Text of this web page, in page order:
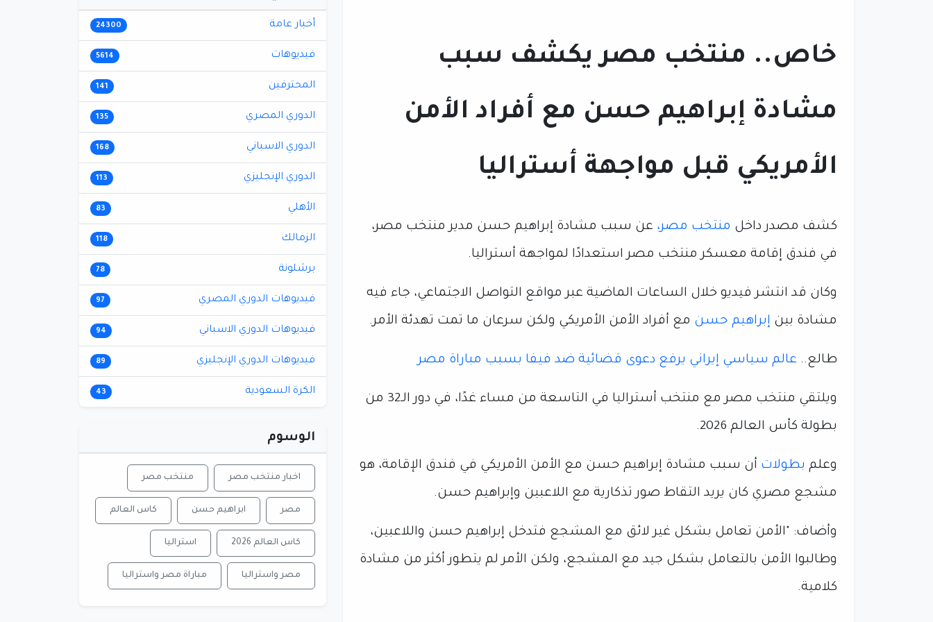
خاص.. منتخب مصر يكشف سبب
مشادة إبراهيم حسن مع أفراد الأمن
الأمريكي قبل مواجهة أستراليا
كشف مصدر داخل منتخب مصر، عن سبب مشادة إبراهيم حسن مدير منتخب مصر،
في فندق إقامة معسكر منتخب مصر استعدادًا لمواجهة أستراليا.
وكان قد انتشر فيديو خلال الساعات الماضية عبر مواقع التواصل الاجتماعي، جاء فيه
مشادة بين إبراهيم حسن مع أفراد الأمن الأمريكي ولكن سرعان ما تمت تهدئة الأمر.
طالع.. عالم سياسي إيراني يرفع دعوى قضائية ضد فيفا بسبب مباراة مصر
ويلتقي منتخب مصر مع منتخب أستراليا في التاسعة من مساء غدًا، في دور الـ32 من
بطولة كأس العالم 2026.
وعلم بطولات أن سبب مشادة إبراهيم حسن مع الأمن الأمريكي في فندق الإقامة، هو
مشجع مصري كان يريد التقاط صور تذكارية مع اللاعبين وإبراهيم حسن.
وأضاف: "الأمن تعامل بشكل غير لائق مع المشجع فتدخل إبراهيم حسن واللاعبين،
وطالبوا الأمن بالتعامل بشكل جيد مع المشجع، ولكن الأمر لم يتطور أكثر من مشادة
كلامية.
أخبار عامة 24300
فيديوهات 5614
المحترفين 141
الدوري المصري 135
الدوري الاسباني 168
الدوري الإنجليزي 113
الأهلي 83
الزمالك 118
برشلونة 78
فيديوهات الدوري المصري 97
فيديوهات الدوري الاسباني 94
فيديوهات الدوري الإنجليزي 89
الكرة السعودية 43
الوسوم
اخبار منتخب مصر منتخب مصر
مصر ابراهيم حسن كاس العالم
كاس العالم 2026 استراليا
مصر واستراليا مباراة مصر واستراليا